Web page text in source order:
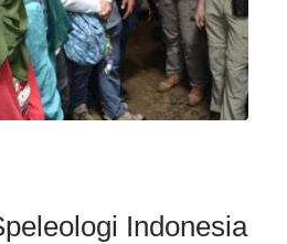
Indonesia